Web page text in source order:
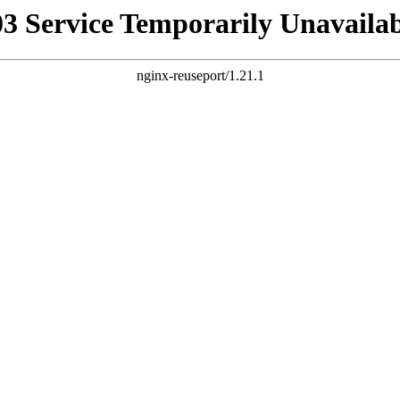
Service Temporarily
nginx-reuseport/1.21.1